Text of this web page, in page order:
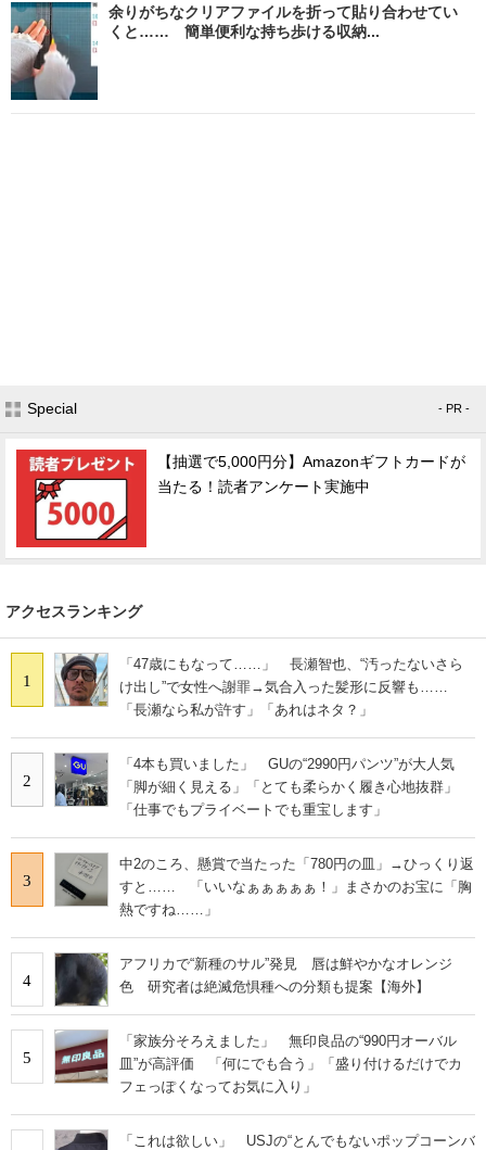
余りがちなクリアファイルを折って貼り合わせてい
くと…… 簡単便利な持ち歩ける収納...
Special - PR -
【抽選で5,000円分】Amazonギフトカードが
当たる！読者アンケート実施中
アクセスランキング
1
「47歳にもなって……」 長瀬智也、“汚ったないさら
け出し”で女性へ謝罪→気合入った髪形に反響も……
「長瀬なら私が許す」「あれはネタ？」
2
「4本も買いました」 GUの“2990円パンツ”が大人気
「脚が細く見える」「とても柔らかく履き心地抜群」
「仕事でもプライベートでも重宝します」
3
中2のころ、懸賞で当たった「780円の皿」→ひっくり返
すと…… 「いいなぁぁぁぁぁ！」まさかのお宝に「胸
熱ですね……」
4
アフリカで“新種のサル”発見 唇は鮮やかなオレンジ
色 研究者は絶滅危惧種への分類も提案【海外】
5
「家族分そろえました」 無印良品の“990円オーバル
皿”が高評価 「何にでも合う」「盛り付けるだけでカ
フェっぽくなってお気に入り」
「これは欲しい」 USJの“とんでもないポップコーンバ